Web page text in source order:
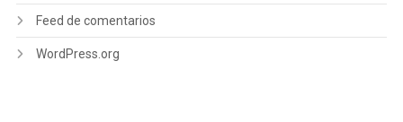
Feed de comentarios
WordPress.org